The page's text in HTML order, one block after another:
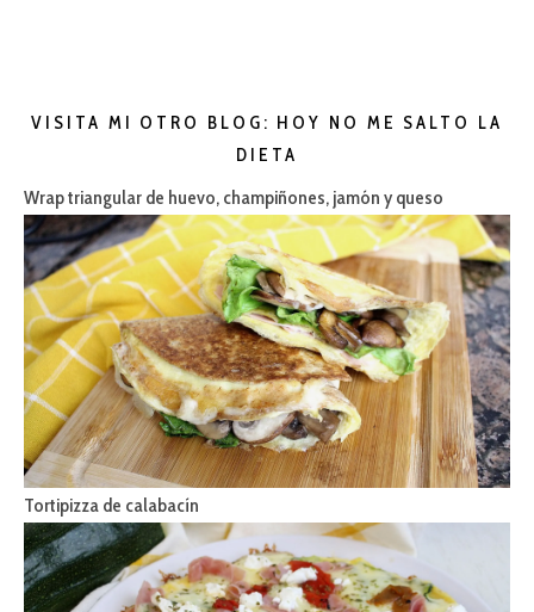
VISITA MI OTRO BLOG: HOY NO ME SALTO LA
DIETA
Wrap triangular de huevo, champiñones, jamón y queso
Tortipizza de calabacín